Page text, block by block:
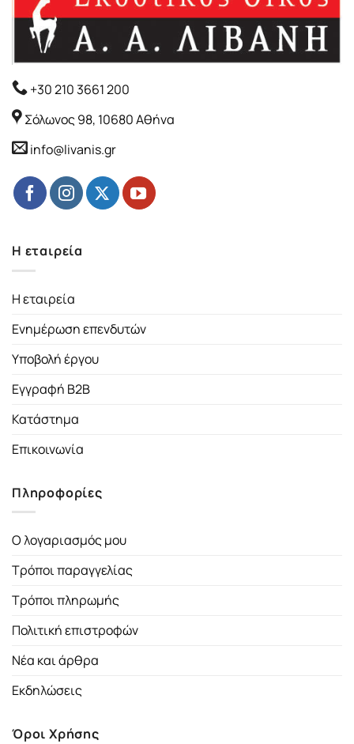
+30 210 3661 200
Σόλωνος 98, 10680 Αθήνα
info@livanis.gr
Η εταιρεία
Η εταιρεία
Ενημέρωση επενδυτών
Υποβολή έργου
Εγγραφή B2B
Κατάστημα
Επικοινωνία
Πληροφορίες
Ο λογαριασμός μου
Τρόποι παραγγελίας
Τρόποι πληρωμής
Πολιτική επιστροφών
Νέα και άρθρα
Εκδηλώσεις
Όροι Χρήσης